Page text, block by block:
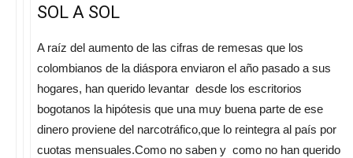
SOL A SOL
A raíz del aumento de las cifras de remesas que los
colombianos de la diáspora enviaron el año pasado a sus
hogares, han querido levantar desde los escritorios
bogotanos la hipótesis que una muy buena parte de ese
dinero proviene del narcotráfico,que lo reintegra al país por
cuotas mensuales.Como no saben y como no han querido